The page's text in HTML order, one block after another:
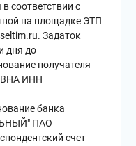
соответствии с
на площадке ЭТП
Задаток
дня до
получателя
ИНН
банка
ПАО
счет